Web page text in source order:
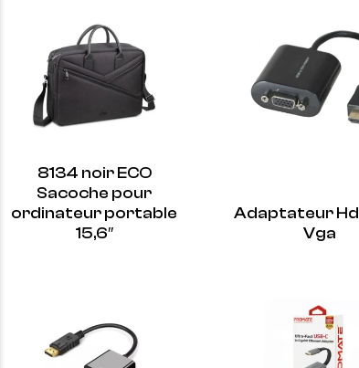
8134 noir ECO
Sacoche pour
ordinateur portable
15,6″
Adaptateur
Vga